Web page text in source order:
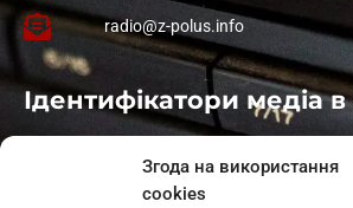
Згода на використання
cookies
radio@z-polus.info
Ідентифікатори медіа в
: L11-01410
: L11-01801